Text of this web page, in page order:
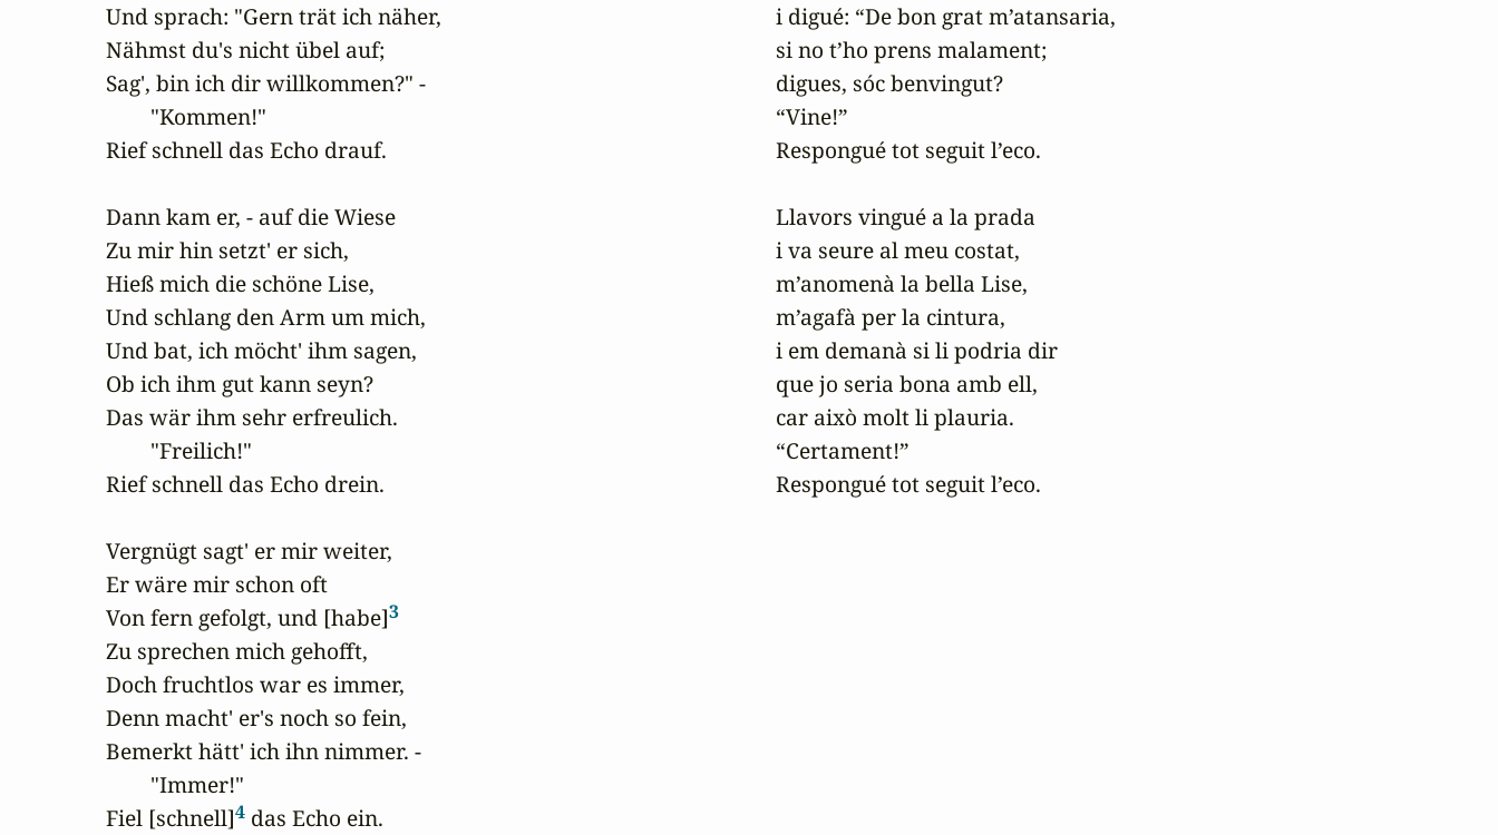
Und sprach: "Gern trät ich näher,
Nähmst du's nicht übel auf;
Sag', bin ich dir willkommen?" -
        "Kommen!"
Rief schnell das Echo drauf.
Dann kam er, - auf die Wiese
Zu mir hin setzt' er sich,
Hieß mich die schöne Lise,
Und schlang den Arm um mich,
Und bat, ich möcht' ihm sagen,
Ob ich ihm gut kann seyn?
Das wär ihm sehr erfreulich.
        "Freilich!"
Rief schnell das Echo drein.
Vergnügt sagt' er mir weiter,
Er wäre mir schon oft
Von fern gefolgt, und [habe]3
Zu sprechen mich gehofft,
Doch fruchtlos war es immer,
Denn macht' er's noch so fein,
Bemerkt hätt' ich ihn nimmer. -
        "Immer!"
Fiel [schnell]4 das Echo ein.
i digué: “De bon grat m’atansaria,
si no t’ho prens malament;
digues, sóc benvingut?
“Vine!”
Respongué tot seguit l’eco.
Llavors vingué a la prada
i va seure al meu costat,
m’anomenà la bella Lise,
m’agafà per la cintura,
i em demanà si li podria dir
que jo seria bona amb ell,
car això molt li plauria.
“Certament!”
Respongué tot seguit l’eco.